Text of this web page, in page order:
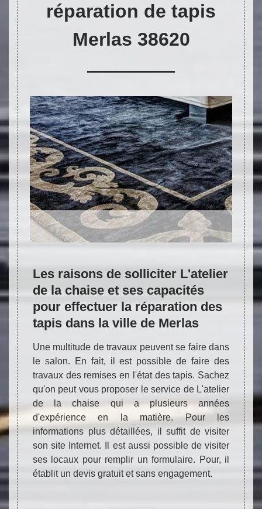
On vous rappelle immediatement
NETTOYAGE ARTISANAL - TAPIS DE
TOUTES ORIGINES ET TOUTES
DIMENSIONS
Réparation de tapis 38 Nettoyage de tapis 38
réparation de tapis
Merlas 38620
des
ce
de
pas
Les raisons de solliciter L'atelier
de la chaise et ses capacités
pour effectuer la réparation des
tapis dans la ville de Merlas
Une multitude de travaux peuvent se faire dans
le salon. En fait, il est possible de faire des
travaux des remises en l'état des tapis. Sachez
qu'on peut vous proposer le service de L'atelier
de la chaise qui a plusieurs années
d'expérience en la matière. Pour les
informations plus détaillées, il suffit de visiter
son site Internet. Il est aussi possible de visiter
ses locaux pour remplir un formulaire. Pour, il
établit un devis gratuit et sans engagement.
les
des
en
qu'il